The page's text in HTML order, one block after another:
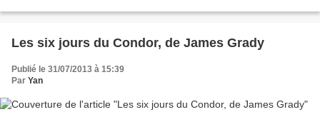
Les six jours du Condor, de James Grady
Publié le 31/07/2013 à 15:39
Par Yan